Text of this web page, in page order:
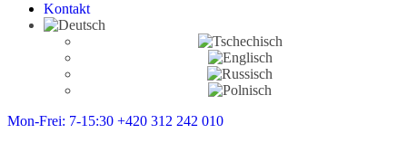
Kontakt
Mon-Frei: 7-15:30 +420 312 242 010